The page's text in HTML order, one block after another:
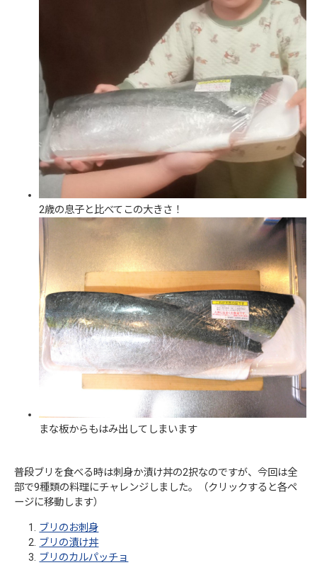
2歳の息子と比べてこの大きさ！
まな板からもはみ出してしまいます
普段ブリを食べる時は刺身か漬け丼の2択なのですが、今回は全
部で9種類の料理にチャレンジしました。（クリックすると各ペ
ージに移動します）
ブリのお刺身
ブリの漬け丼
ブリのカルパッチョ